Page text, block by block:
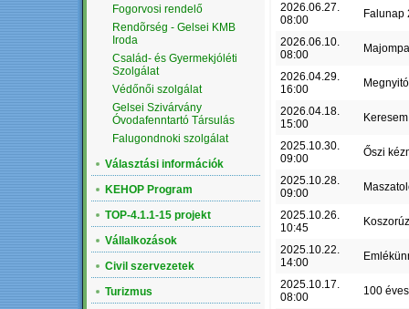
Fogorvosi rendelő
Rendõrség - Gelsei KMB
Iroda
Család- és Gyermekjóléti
Szolgálat
Védőnői szolgálat
Gelsei Szivárvány
Óvodafenntartó Társulás
Falugondnoki szolgálat
Választási információk
KEHOP Program
TOP-4.1.1-15 projekt
Vállalkozások
Civil szervezetek
Turizmus
2026.06.27.
08:00
Falunap
2026.06.10.
08:00
2026.04.29.
16:00
2026.04.18.
15:00
2025.10.30.
09:00
Őszi
2025.10.28.
09:00
2025.10.26.
10:45
2025.10.22.
14:00
2025.10.17.
08:00
100